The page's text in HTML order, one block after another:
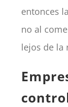
entonces
no al
lejos de la